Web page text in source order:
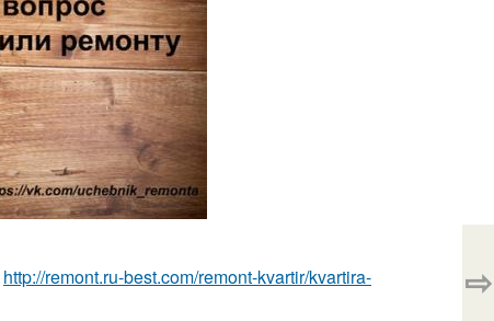
http://remont.ru-best.com/remont-kvartir/kvartira-
⇨